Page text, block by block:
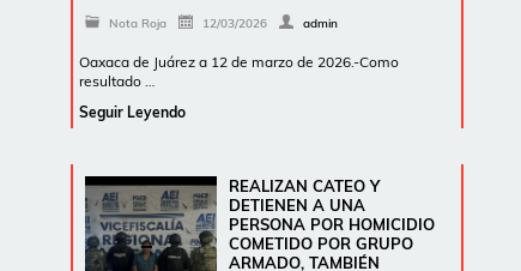
Nota Roja 12/03/2026 admin
Oaxaca de Juárez a 12 de marzo de 2026.-Como
resultado …
Seguir Leyendo
REALIZAN CATEO Y
DETIENEN A UNA
PERSONA POR HOMICIDIO
COMETIDO POR GRUPO
ARMADO, TAMBIÉN